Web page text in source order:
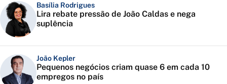
Basília Rodrigues
Lira rebate pressão de João Caldas e nega
suplência
João Kepler
Pequenos negócios criam quase 6 em cada 10
empregos no país